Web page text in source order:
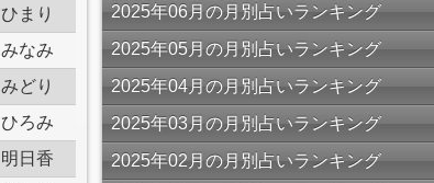
ひまり
みなみ
みどり
ひろみ
明日香
2025年06月の月別占いランキング
2025年05月の月別占いランキング
2025年04月の月別占いランキング
2025年03月の月別占いランキング
2025年02月の月別占いランキング